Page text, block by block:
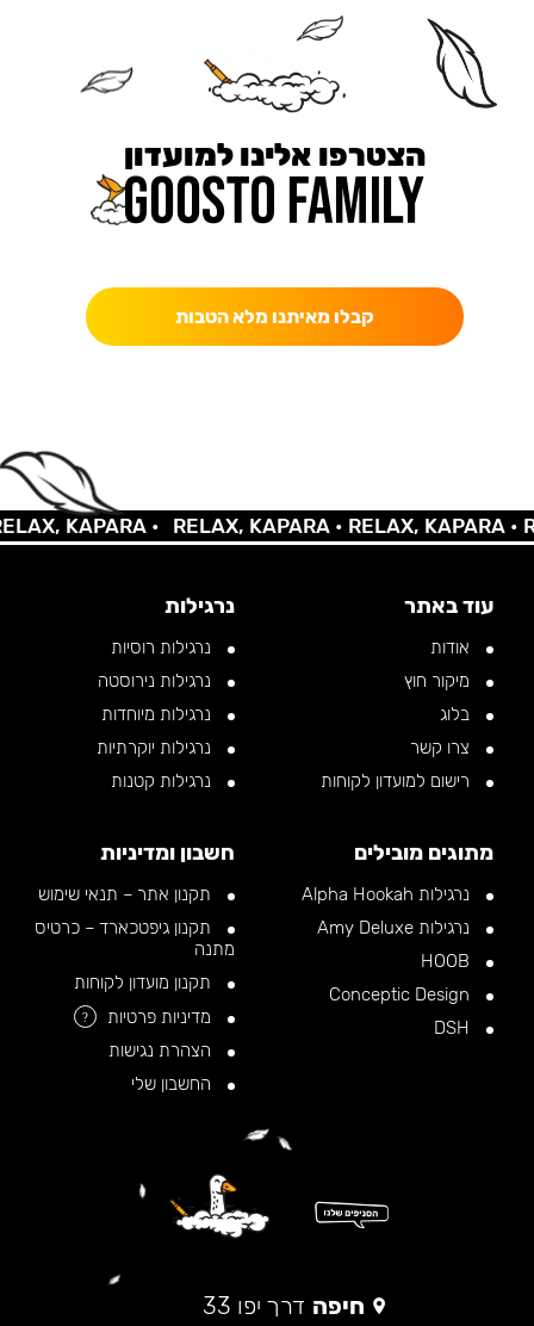
הצטרפו אלינו למועדון
קבלו מאיתנו מלא הטבות
KAPARA • RELAX, KAPARA •RELAX, KAPARA •
עוד באתר
אודות
מיקור חוץ
בלוג
צרו קשר
רישום למועדון לקוחות
נרגילות
נרגילות רוסיות
נרגילות נירוסטה
נרגילות מיוחדות
נרגילות יוקרתיות
נרגילות קטנות
מתוגים מובילים
נרגילות Alpha Hookah
נרגילות Amy Deluxe
חשבון ומדיניות
תקנון אתר – תנאי שימוש
תקנון גיפטכארד – כרטיס
מתנה
תקנון מועדון לקוחות
מדיניות פרטיות
?
הצהרת נגישות
החשבון שלי
חיפה דרך יפו 33